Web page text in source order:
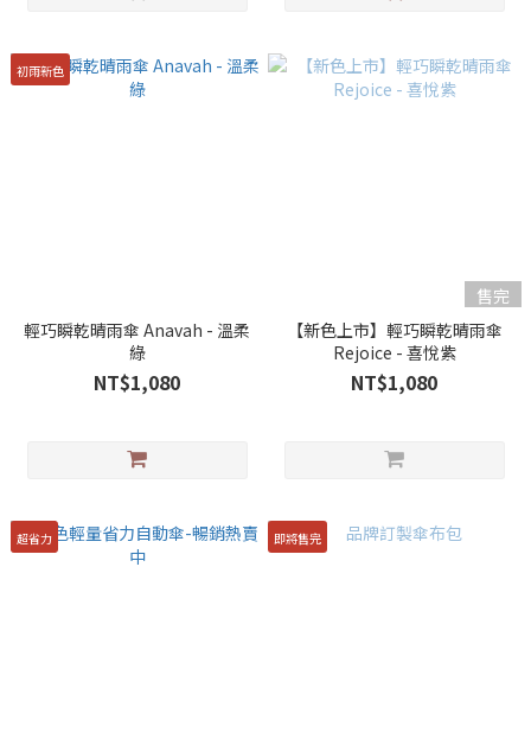
初雨新色
輕巧瞬乾晴雨傘 Anavah - 溫柔
綠
NT$1,080
售完
【新色上市】輕巧瞬乾晴雨傘
Rejoice - 喜悅紫
NT$1,080
超省力 即將售完